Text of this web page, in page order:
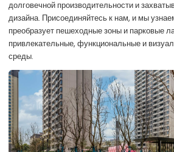
долговечной производительности и
дизайна. Присоединяйтесь к нам, и мы
преобразует пешеходные зоны и парковые
привлекательные, функциональные и
среды.